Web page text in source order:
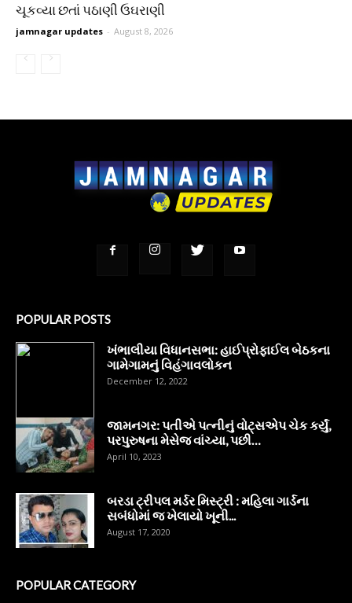
ચૂકવ્યા છતાં પઠાણી ઉઘરાણી
jamnagar updates - August 8, 2026
POPULAR POSTS
ખંભાલીયા વિધાનસભા: હાઈપ્રોફાઈલ બેઠકના
ગામેગામનું વિહંગાવલોકન
December 12, 2022
જામનગર: પતીએ પત્નીનું વોટ્સએપ ચેક કર્યું,
પરપુરુષના મેસેજ વાંચ્યા, પછી…
April 10, 2023
બરડા ટ્રીપલ મર્ડર મિસ્ટ્રી : મહિલા ગાર્ડના
સબંધોમાં જ ખેલાયો ખૂની...
August 17, 2020
POPULAR CATEGORY